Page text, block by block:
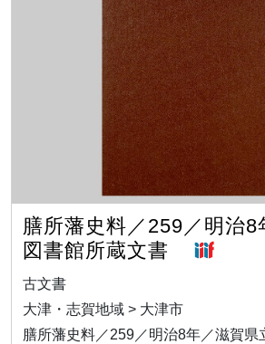
膳所藩史料／259／明治8
図書館所蔵文書
古文書
大津・志賀地域 > 大津市
膳所藩史料／259／明治8年／滋賀県